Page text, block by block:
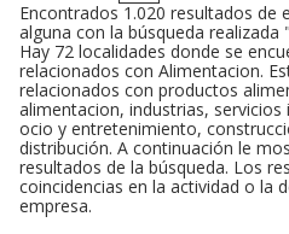
Encontrados 1.020 resultados de
alguna con la búsqueda realizada
Hay 72 localidades donde se
relacionados con Alimentacion.
relacionados con productos
alimentacion, industrias,
ocio y entretenimiento,
distribución. A continuación le
resultados de la búsqueda. Los
coincidencias en la actividad o la
empresa.